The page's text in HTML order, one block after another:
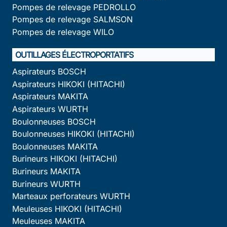
Pompes de relevage PEDROLLO
Pompes de relevage SALMSON
Pompes de relevage WILO
OUTILLAGES ÉLECTROPORTATIFS
Aspirateurs BOSCH
Aspirateurs HIKOKI (HITACHI)
Aspirateurs MAKITA
Aspirateurs WURTH
Boulonneuses BOSCH
Boulonneuses HIKOKI (HITACHI)
Boulonneuses MAKITA
Burineurs HIKOKI (HITACHI)
Burineurs MAKITA
Burineurs WURTH
Marteaux perforateurs WURTH
Meuleuses HIKOKI (HITACHI)
Meuleuses MAKITA